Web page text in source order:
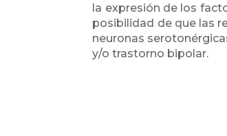
la expresión de los
posibilidad de que las
neuronas
y/o trastorno bipolar.